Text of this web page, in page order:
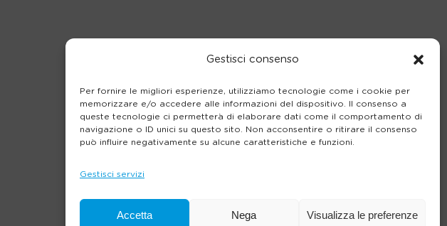
Gestisci consenso
Per fornire le migliori esperienze, utilizziamo tecnologie come i cookie per
memorizzare e/o accedere alle informazioni del dispositivo. Il consenso a
queste tecnologie ci permetterà di elaborare dati come il comportamento di
navigazione o ID unici su questo sito. Non acconsentire o ritirare il consenso
può influire negativamente su alcune caratteristiche e funzioni.
Gestisci servizi
Accetta Nega Visualizza le preferenze